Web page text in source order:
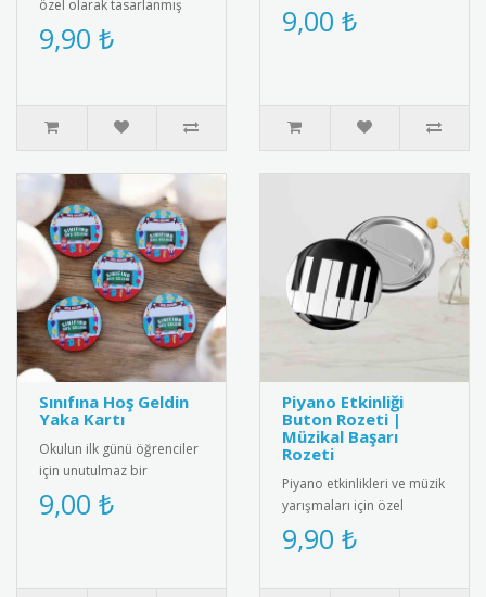
özel olarak tasarlanmış
“Sınıfına Hoş Geldin”
rozetleri, minik öğrenciler..
9,90 ₺
Kur'an okuma becerilerini
kutlayan anlamlı bir ödül
9,00 ₺
Sınıfına Hoş Geldin
Yaka Kartı
Okulun ilk günü öğrenciler
için unutulmaz bir
karşılama hazırlayın!
Sınıfına Hoş Geldin yaka
9,00 ₺
Piyano Etkinliği
Buton Rozeti |
Müzikal Başarı
Rozeti
Piyano etkinlikleri ve müzik
yarışmaları için özel
tasarım buton rozet.
Öğrencilerin müzik
9,90 ₺